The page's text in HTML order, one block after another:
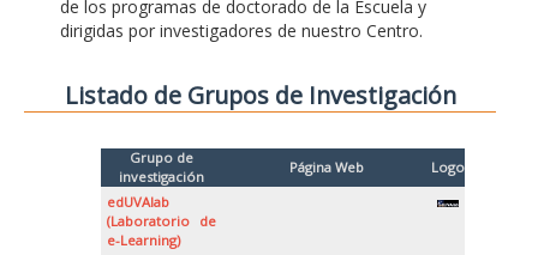
de los programas de doctorado de la Escuela y
dirigidas por investigadores de nuestro Centro.
Listado de Grupos de Investigación
Grupo de
investigación
Página Web
Logo
edUVAlab
(Laboratorio de
e-Learning)